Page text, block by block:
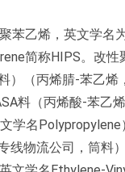
苯乙烯，英文学名
简称HIPS。改
）（丙烯腈-苯乙
料（丙烯酸-苯
学名
线物流公司，筒料